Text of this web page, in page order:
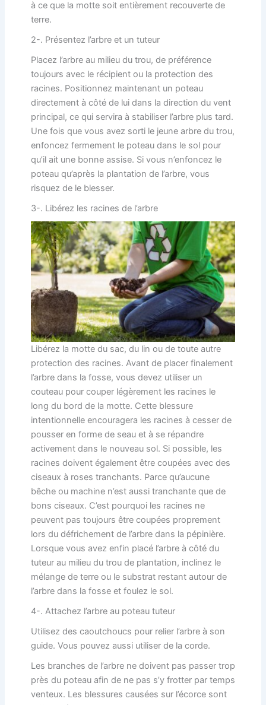
à ce que la motte soit entièrement recouverte de
terre.
2-. Présentez l’arbre et un tuteur
Placez l’arbre au milieu du trou, de préférence
toujours avec le récipient ou la protection des
racines. Positionnez maintenant un poteau
directement à côté de lui dans la direction du vent
principal, ce qui servira à stabiliser l’arbre plus tard.
Une fois que vous avez sorti le jeune arbre du trou,
enfoncez fermement le poteau dans le sol pour
qu’il ait une bonne assise. Si vous n’enfoncez le
poteau qu’après la plantation de l’arbre, vous
risquez de le blesser.
3-. Libérez les racines de l’arbre
Libérez la motte du sac, du lin ou de toute autre
protection des racines. Avant de placer finalement
l’arbre dans la fosse, vous devez utiliser un
couteau pour couper légèrement les racines le
long du bord de la motte. Cette blessure
intentionnelle encouragera les racines à cesser de
pousser en forme de seau et à se répandre
activement dans le nouveau sol. Si possible, les
racines doivent également être coupées avec des
ciseaux à roses tranchants. Parce qu’aucune
bêche ou machine n’est aussi tranchante que de
bons ciseaux. C’est pourquoi les racines ne
peuvent pas toujours être coupées proprement
lors du défrichement de l’arbre dans la pépinière.
Lorsque vous avez enfin placé l’arbre à côté du
tuteur au milieu du trou de plantation, inclinez le
mélange de terre ou le substrat restant autour de
l’arbre dans la fosse et foulez le sol.
4-. Attachez l’arbre au poteau tuteur
Utilisez des caoutchoucs pour relier l’arbre à son
guide. Vous pouvez aussi utiliser de la corde.
Les branches de l’arbre ne doivent pas passer trop
près du poteau afin de ne pas s’y frotter par temps
venteux. Les blessures causées sur l’écorce sont